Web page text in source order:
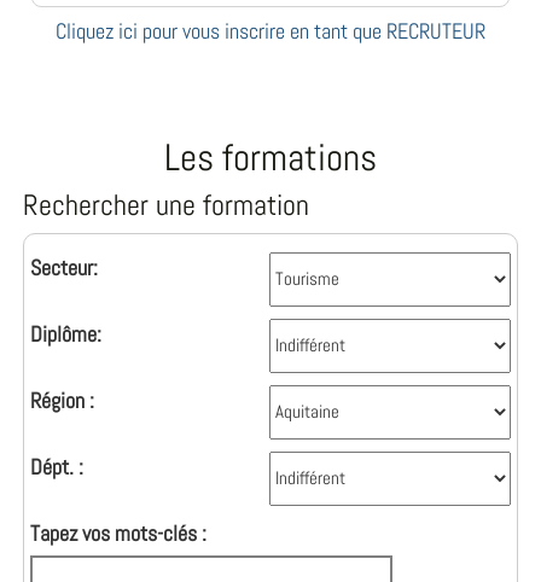
Cliquez ici pour vous inscrire en tant que RECRUTEUR
Les formations
Rechercher une formation
Secteur:
Diplôme:
Région :
Dépt. :
Tapez vos mots-clés :